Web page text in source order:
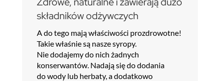
składników odżywczych
A do tego mają właściwości prozdrowotne!
Takie właśnie są nasze syropy.
Nie dodajemy do nich żadnych
konserwantów. Nadają się do dodania
do wody lub herbaty, a dodatkowo